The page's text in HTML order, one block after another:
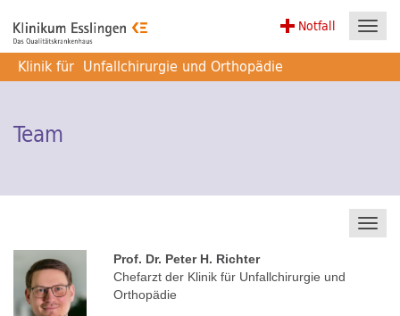
Notfall
Klinik für Unfallchirurgie und Orthopädie
Team
Prof. Dr. Peter H. Richter
Chefarzt der Klinik für Unfallchirurgie und
Orthopädie